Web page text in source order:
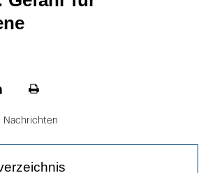
Seite
Nachrichten